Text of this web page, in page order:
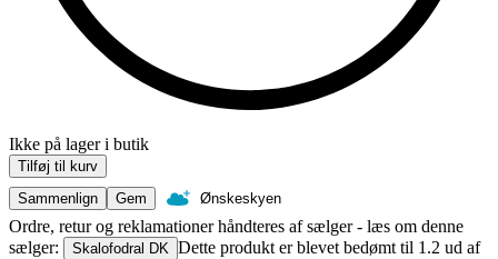
Ikke på lager i butik
Tilføj til kurv
Sammenlign
Gem Ønskeskyen
Ordre, retur og reklamationer håndteres af sælger - læs om denne
sælger:
Skalofodral DK Dette produkt er blevet bedømt til 1.2 ud af